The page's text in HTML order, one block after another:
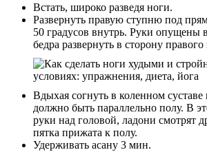
Встать, широко разведя ноги.
Развернуть правую ступню под
50 градусов внутрь. Руки опущены
бедра развернуть в сторону правого
Вдыхая согнуть в коленном
должно быть параллельно полу. В
руки над головой, ладони смотрят
пятка прижата к полу.
Удерживать асану 3 мин.